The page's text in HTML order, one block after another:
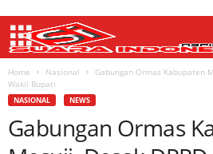
Home Nasional
Gabungan Ormas Kabupaten
Wakil Bupati
NASIONAL NEWS
Gabungan Ormas